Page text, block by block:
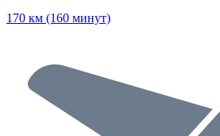
170 км (160 минут)